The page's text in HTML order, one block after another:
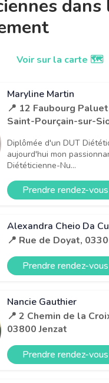
dans
Voir sur la carte 🗺️
Maryline Martin
📍 12 Faubourg
Saint-Pourçain-sur-
Diplômée d'un DUT
aujourd'hui mon
Diététicienne-Nu...
Prendre rendez-vous
Alexandra Cheio Da
📍 Rue de Doyat,
Prendre rendez-vous
Nancie Gauthier
📍 2 Chemin de la
03800 Jenzat
Prendre rendez-vous